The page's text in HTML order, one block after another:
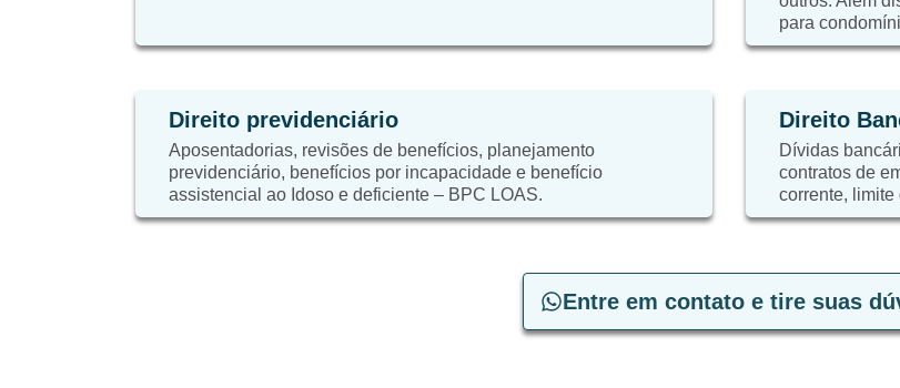
para
Direito previdenciário
Aposentadorias, revisões de benefícios, planejamento
previdenciário, benefícios por incapacidade e benefício
assistencial ao Idoso e deficiente – BPC LOAS.
Direito
Dívidas
contratos de
corrente, limite
Entre em contato e tire suas